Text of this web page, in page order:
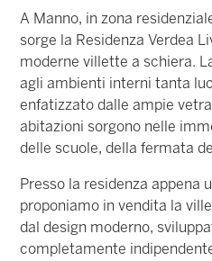
A Manno, in zona
sorge la Residenza Verdea
moderne villette a schiera.
agli ambienti interni tanta
enfatizzato dalle ampie
abitazioni sorgono nelle
delle scuole, della fermata
Presso la residenza appena
proponiamo in vendita la
dal design moderno,
completamente